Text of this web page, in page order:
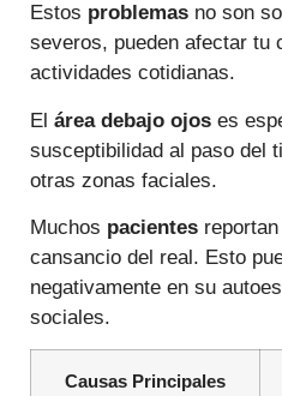
Estos problemas no son
severos, pueden afectar tu
actividades cotidianas.
El área debajo ojos es
susceptibilidad al paso del
otras zonas faciales.
Muchos pacientes
cansancio del real. Esto
negativamente en su
sociales.
Causas Principales